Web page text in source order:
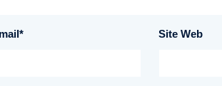
* Site Web